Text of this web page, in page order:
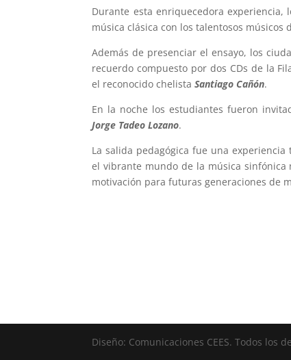
Durante esta enriquecedora
música clásica con los talentosos músicos
Además de presenciar el ensayo, los
recuerdo compuesto por dos CDs de la
el reconocido chelistaSantiago Cañón.
En la noche los estudiantes fueron
Jorge Tadeo Lozano.
La salida pedagógica fue una
el vibrante mundo de la música
motivación para futuras generaciones de
Diseño: Comunicaciones CEES. Todos los